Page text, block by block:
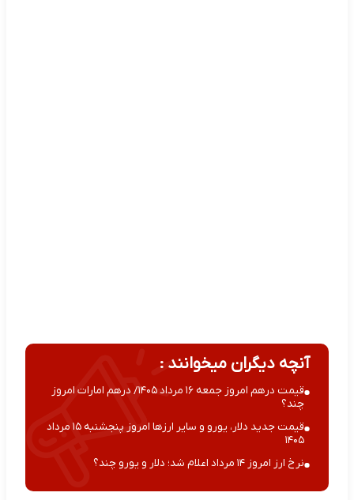
آنچه دیگران میخوانند :
قیمت درهم امروز جمعه ۱۶ مرداد ۱۴۰۵/ درهم امارات امروز
چند؟
قیمت جدید دلار، یورو و سایر ارزها امروز پنجشنبه ۱۵ مرداد
۱۴۰۵
نرخ ارز امروز ۱۴ مرداد اعلام شد؛ دلار و یورو چند؟